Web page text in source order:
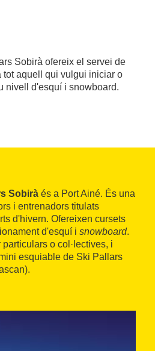
Sobirà ofereix el servei de
tot aquell qui vulgui iniciar o
nivell d'esquí i snowboard.
Sobirà és a Port Ainé. És una
i entrenadors titulats
d'hivern. Ofereixen cursets
d'esquí i snowboard.
o col·lectives, i
esquiable de Ski Pallars